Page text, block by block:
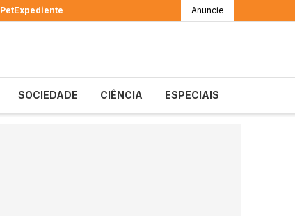
PetExpediente Anuncie
SOCIEDADE CIÊNCIA ESPECIAIS